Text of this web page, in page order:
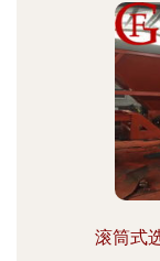
滚筒式